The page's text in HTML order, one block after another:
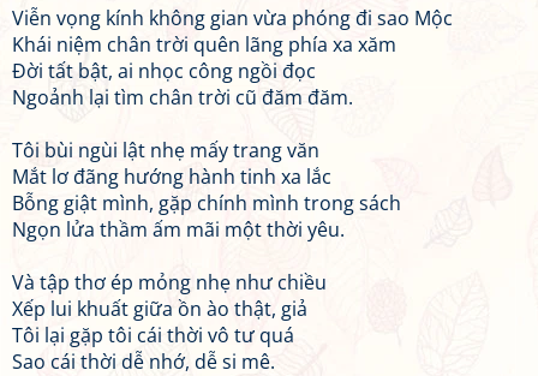
Viễn vọng kính không gian vừa phóng đi sao Mộc
Khái niệm chân trời quên lãng phía xa xăm
Đời tất bật, ai nhọc công ngồi đọc
Ngoảnh lại tìm chân trời cũ đăm đăm.
Tôi bùi ngùi lật nhẹ mấy trang văn
Mắt lơ đãng hướng hành tinh xa lắc
Bỗng giật mình, gặp chính mình trong sách
Ngọn lửa thầm ấm mãi một thời yêu.
Và tập thơ ép mỏng nhẹ như chiều
Xếp lui khuất giữa ồn ào thật, giả
Tôi lại gặp tôi cái thời vô tư quá
Sao cái thời dễ nhớ, dễ si mê.